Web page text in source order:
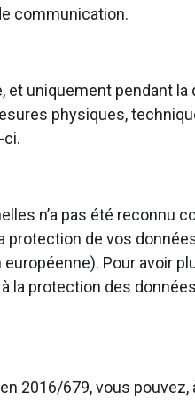
communication.
uniquement pendant la
physiques,
ci.
n’a pas été reconnu
protection de vos
Pour avoir
la protection des
2016/679, vous